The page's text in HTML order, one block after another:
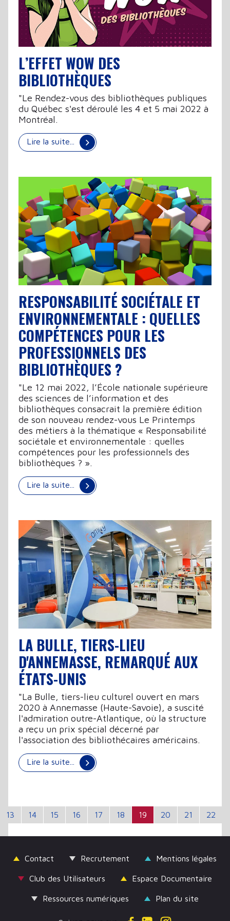
L’EFFET WOW DES
BIBLIOTHÈQUES
"Le Rendez-vous des bibliothèques publiques
du Québec s'est déroulé les 4 et 5 mai 2022 à
Montréal.
Lire la suite...
RESPONSABILITÉ SOCIÉTALE ET
ENVIRONNEMENTALE : QUELLES
COMPÉTENCES POUR LES
PROFESSIONNELS DES
BIBLIOTHÈQUES ?
"Le 12 mai 2022, l’École nationale supérieure
des sciences de l’information et des
bibliothèques consacrait la première édition
de son nouveau rendez-vous Le Printemps
des métiers à la thématique « Responsabilité
sociétale et environnementale : quelles
compétences pour les professionnels des
bibliothèques ? ».
Lire la suite...
LA BULLE, TIERS-LIEU
D'ANNEMASSE, REMARQUÉ AUX
ÉTATS-UNIS
"La Bulle, tiers-lieu culturel ouvert en mars
2020 à Annemasse (Haute-Savoie), a suscité
l'admiration outre-Atlantique, où la structure
a reçu un prix spécial décerné par
l'association des bibliothécaires américains.
Lire la suite...
13 14 15 16 17 18 19 20 21 22
Contact Recrutement Mentions légales
Club des Utilisateurs Espace Documentaire
Ressources numériques Plan du site